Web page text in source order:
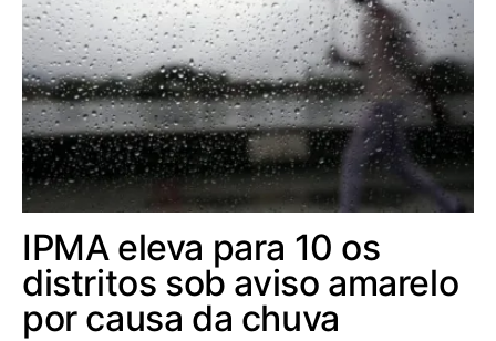
IPMA eleva para 10 os
distritos sob aviso amarelo
por causa da chuva